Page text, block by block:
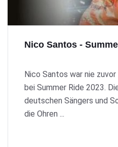
Nico Santos -
Nico Santos war nie
bei Summer Ride 2023.
deutschen Sängers und
die Ohren ...